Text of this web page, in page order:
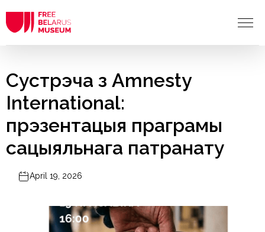
Сустрэча з Amnesty
International:
прэзентацыя праграмы
сацыяльнага патранату
April 19, 2026